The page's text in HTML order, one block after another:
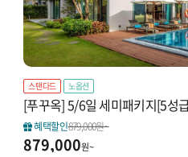
스탠다드 노옵션
혜택할인879,000원~
879,000원~